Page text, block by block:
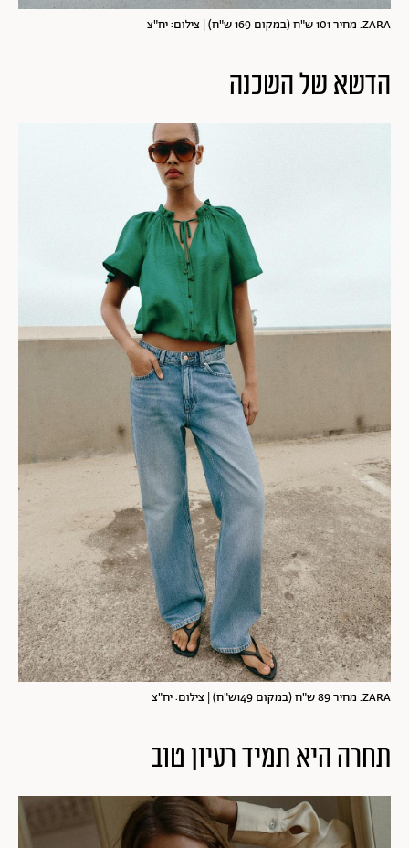
ZARA. מחיר 101 ש"ח (במקום 169 ש"ח) | צילום: יח"צ
הדשא של השכנה
ZARA. מחיר 89 ש"ח (במקום 149ש"ח) | צילום: יח"צ
תחרה היא תמיד רעיון טוב